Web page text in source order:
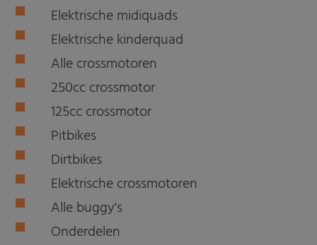
Elektrische midiquads
Elektrische kinderquad
Alle crossmotoren
250cc crossmotor
125cc crossmotor
Pitbikes
Dirtbikes
Elektrische crossmotoren
Alle buggy's
Onderdelen